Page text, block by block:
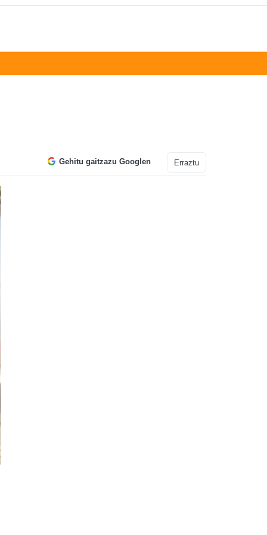
Gehitu gaitzazu Googlen Erraztu